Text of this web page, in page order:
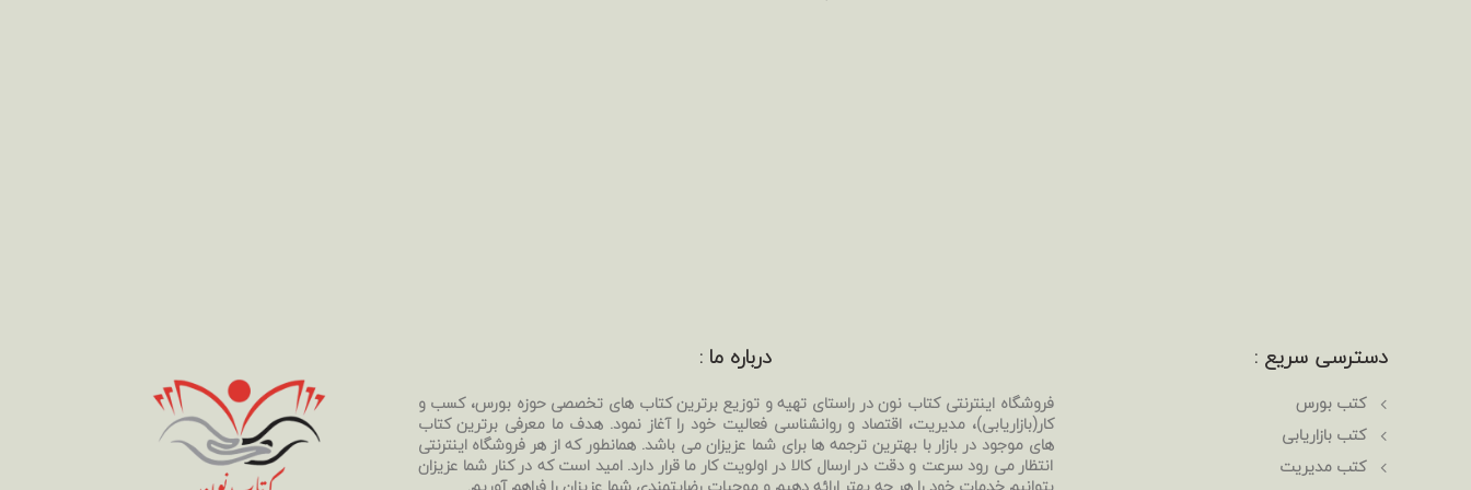
درباره ما :
فروشگاه اینترنتی کتاب نون در راستای تهیه و توزیع برترین کتاب های تخصصی حوزه بورس، کسب و
کار(بازاریابی)، مدیریت، اقتصاد و روانشناسی فعالیت خود را آغاز نمود. هدف ما معرفی برترین کتاب
های موجود در بازار با بهترین ترجمه ها برای شما عزیزان می باشد. همانطور که از هر فروشگاه اینترنتی
انتظار می رود سرعت و دقت در ارسال کالا در اولویت کار ما قرار دارد. امید است که در کنار شما عزیزان
دسترسی سریع :
کتب بورس
کتب بازاریابی
کتب مدیریت